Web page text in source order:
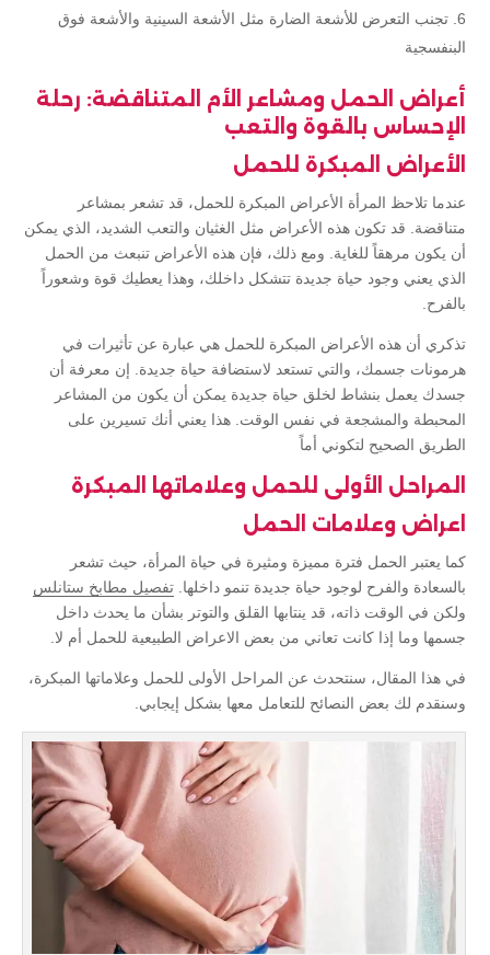
تجنب التعرض للأشعة الضارة مثل الأشعة السينية والأشعة فوق
البنفسجية
أعراض الحمل ومشاعر الأم المتناقضة: رحلة
الإحساس بالقوة والتعب
الأعراض المبكرة للحمل
عندما تلاحظ المرأة الأعراض المبكرة للحمل، قد تشعر بمشاعر
متناقضة. قد تكون هذه الأعراض مثل الغثيان والتعب الشديد، الذي يمكن
أن يكون مرهقاً للغاية. ومع ذلك، فإن هذه الأعراض تنبعث من الحمل
الذي يعني وجود حياة جديدة تتشكل داخلك، وهذا يعطيك قوة وشعوراً
بالفرح.
تذكري أن هذه الأعراض المبكرة للحمل هي عبارة عن تأثيرات في
هرمونات جسمك، والتي تستعد لاستضافة حياة جديدة. إن معرفة أن
جسدك يعمل بنشاط لخلق حياة جديدة يمكن أن يكون من المشاعر
المحبطة والمشجعة في نفس الوقت. هذا يعني أنك تسيرين على
الطريق الصحيح لتكوني أماً
المراحل الأولى للحمل وعلاماتها المبكرة
اعراض وعلامات الحمل
كما يعتبر الحمل فترة مميزة ومثيرة في حياة المرأة، حيث تشعر
بالسعادة والفرح لوجود حياة جديدة تنمو داخلها. تفصيل مطابخ ستانلس
ولكن في الوقت ذاته، قد ينتابها القلق والتوتر بشأن ما يحدث داخل
جسمها وما إذا كانت تعاني من بعض الاعراض الطبيعية للحمل أم لا.
في هذا المقال، سنتحدث عن المراحل الأولى للحمل وعلاماتها المبكرة،
وسنقدم لك بعض النصائح للتعامل معها بشكل إيجابي.